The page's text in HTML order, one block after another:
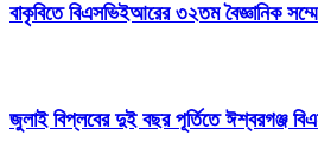
বাকৃবিতে বিএসভিইআরের ৩২তম বৈজ্ঞানিক
জুলাই বিপ্লবের দুই বছর পূর্তিতে ঈশ্বরগঞ্জ